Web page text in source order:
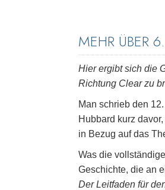
MEHR ÜBER
Hier ergibt sich die
Richtung Clear zu
Man schrieb den
Hubbard kurz
in Bezug auf das
Was die
Geschichte, die an
Der Leitfaden für